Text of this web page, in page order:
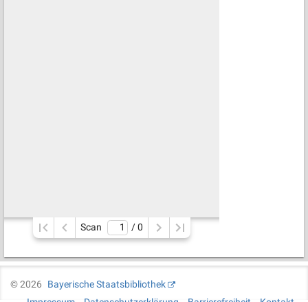
Scan / 0
©2026
Bayerische Staatsbibliothek